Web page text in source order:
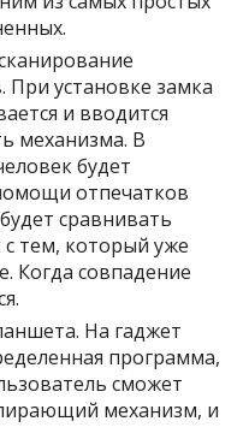
При установке замка
и вводится
механизма. В
будет
отпечатков
сравнивать
тем, который уже
Когда совпадение
На гаджет
программа,
сможет
механизм, и